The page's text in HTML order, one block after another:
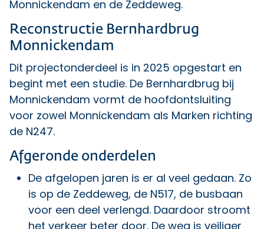
Monnickendam en de Zeddeweg.
Reconstructie Bernhardbrug
Monnickendam
Dit projectonderdeel is in 2025 opgestart en
begint met een studie. De Bernhardbrug bij
Monnickendam vormt de hoofdontsluiting
voor zowel Monnickendam als Marken richting
de N247.
Afgeronde onderdelen
De afgelopen jaren is er al veel gedaan. Zo
is op de Zeddeweg, de N517, de busbaan
voor een deel verlengd. Daardoor stroomt
het verkeer beter door. De weg is veiliger